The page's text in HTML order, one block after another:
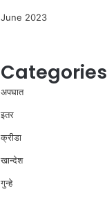
June 2023
Categories
अपघात
इतर
क्रीडा
खान्देश
गुन्हे